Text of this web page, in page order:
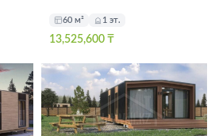
60 м² 1 эт.
13,525,600 ₸